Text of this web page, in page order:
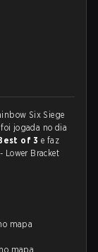
Six Siege
foi jogada no dia
of 3e faz
Lower Bracket
mapa
no mapa